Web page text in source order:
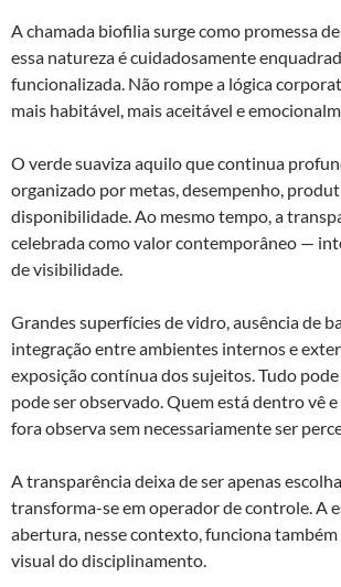
A chamada biofilia surge como promessa
essa natureza é cuidadosamente
funcionalizada. Não rompe a lógica
mais habitável, mais aceitável e
O verde suaviza aquilo que continua
organizado por metas, desempenho,
disponibilidade. Ao mesmo tempo, a
celebrada como valor contemporâneo —
de visibilidade.
Grandes superfícies de vidro, ausência de
integração entre ambientes internos e
exposição contínua dos sujeitos. Tudo
pode ser observado. Quem está dentro vê
fora observa sem necessariamente ser
A transparência deixa de ser apenas
transforma-se em operador de controle. A
abertura, nesse contexto, funciona
visual do disciplinamento.